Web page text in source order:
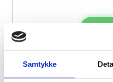
Samtykke